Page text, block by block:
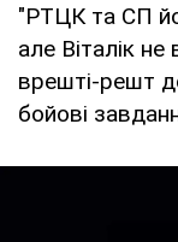
"РТЦК та СП
але Віталік не
врешті-решт
бойові